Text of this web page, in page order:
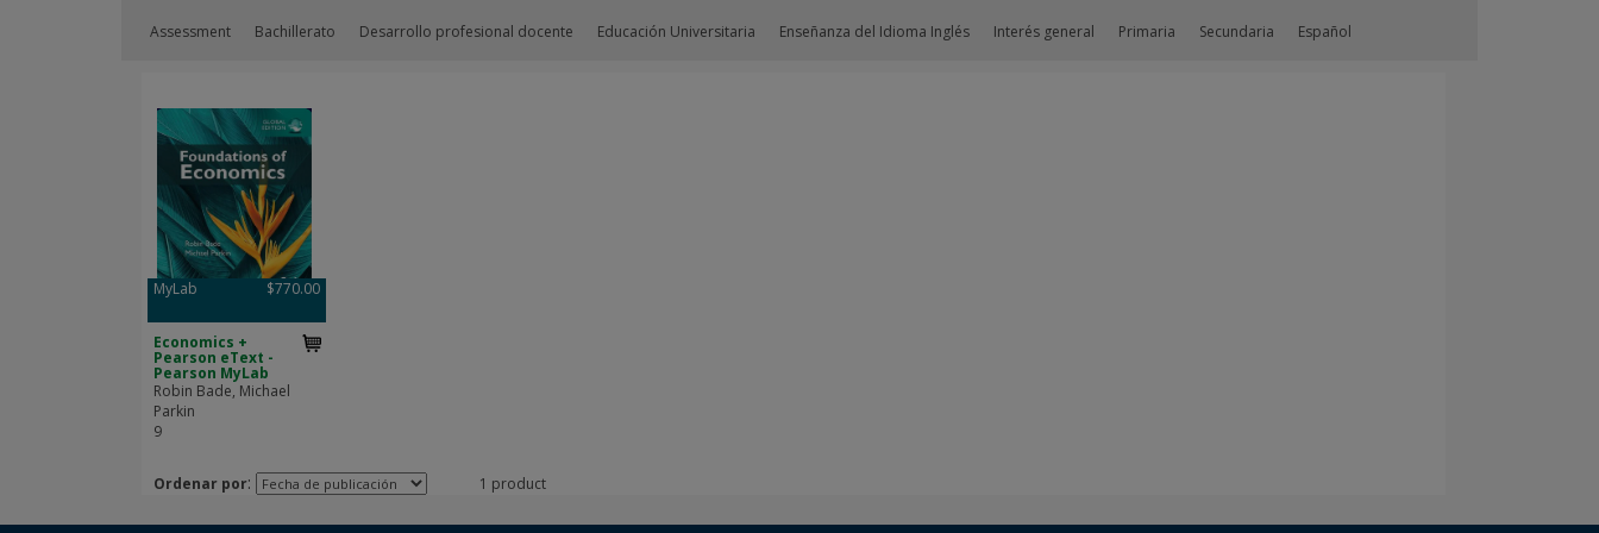
Assessment Bachillerato Desarrollo profesional docente Educación Universitaria Enseñanza del Idioma Inglés Interés general Primaria Secundaria Español
MyLab $770.00
Economics +
Pearson eText -
Pearson MyLab
Robin Bade, Michael
Parkin
9
Ordenar por: 1 product